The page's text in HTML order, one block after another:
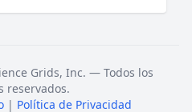
Grids, Inc. — Todos los
reservados.
| Política de Privacidad